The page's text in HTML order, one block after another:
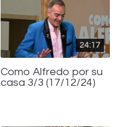
24:17
Como Alfredo por su
casa 3/3 (17/12/24)